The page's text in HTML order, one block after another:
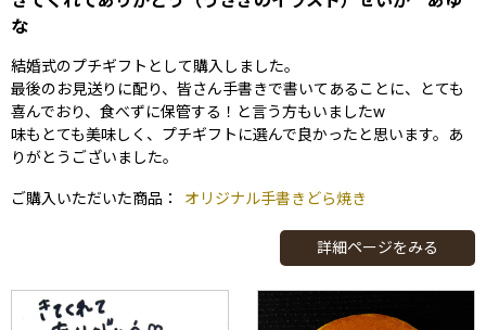
な
結婚式のプチギフトとして購入しました。
最後のお見送りに配り、皆さん手書きで書いてあることに、とても
喜んでおり、食べずに保管する！と言う方もいましたw
味もとても美味しく、プチギフトに選んで良かったと思います。あ
りがとうございました。
ご購入いただいた商品： オリジナル手書きどら焼き
詳細ページをみる